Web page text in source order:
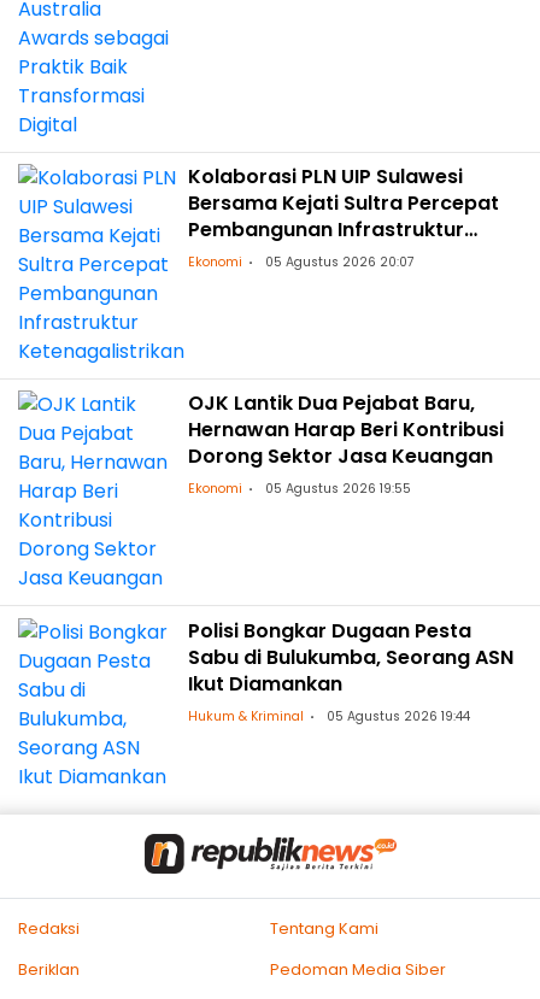
Kolaborasi PLN UIP Sulawesi
Bersama Kejati Sultra Percepat
Pembangunan Infrastruktur
Ketenagalistrikan
Ekonomi 05 Agustus 2026 20:07
OJK Lantik Dua Pejabat Baru,
Hernawan Harap Beri Kontribusi
Dorong Sektor Jasa Keuangan
Ekonomi 05 Agustus 2026 19:55
Polisi Bongkar Dugaan Pesta
Sabu di Bulukumba, Seorang ASN
Ikut Diamankan
Hukum & Kriminal 05 Agustus 2026 19:44
Redaksi
Tentang Kami
Beriklan
Pedoman Media Siber